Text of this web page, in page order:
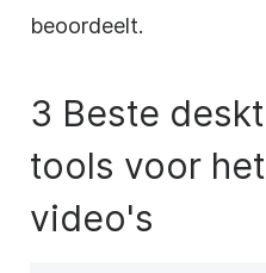
beoordeelt.
3 Beste
tools voor
video's